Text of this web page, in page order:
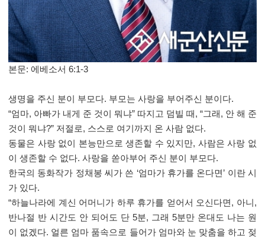
본문: 에베소서 6:1-3
생명을 주신 분이 부모다. 부모는 사랑을 부어주신 분이다.
“엄마, 아빠가 내게 준 것이 뭐냐” 따지고 덤빌 때 , “그래 , 안 해 준
것이 뭐냐?” 저절로, 스스로 여기까지 온 사람 없다.
동물은 사랑 없이 본능만으로 생존할 수 있지만, 사람은 사랑 없
이 생존할 수 없다. 사랑을 쏟아부어 주신 분이 부모다.
한국의 동화작가 정채봉 씨가 쓴 ‘엄마가 휴가를 온다면’ 이란 시
가 있다.
“하늘나라에 계신 어머니가 하루 휴가를 얻어서 오신다면, 아니 ,
반나절 반 시간도 안 되어도 단 5분, 그래 5분만 온대도 나는 원
이 없겠다. 얼른 엄마 품속으로 들어가 엄마와 눈 맞춤을 하고 젖